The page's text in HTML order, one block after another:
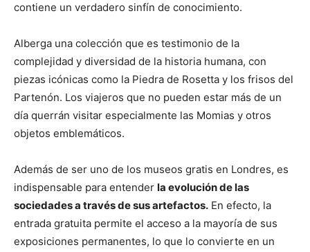
contiene un verdadero sinfín de conocimiento.
Alberga una colección que es testimonio de la
complejidad y diversidad de la historia humana, con
piezas icónicas como la Piedra de Rosetta y los frisos del
Partenón. Los viajeros que no pueden estar más de un
día querrán visitar especialmente las Momias y otros
objetos emblemáticos.
Además de ser uno de los museos gratis en Londres, es
indispensable para entender la evolución de las
sociedades a través de sus artefactos. En efecto, la
entrada gratuita permite el acceso a la mayoría de sus
exposiciones permanentes, lo que lo convierte en un